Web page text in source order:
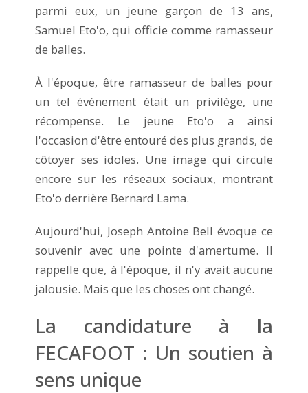
parmi eux, un jeune garçon de 13 ans,
Samuel Eto'o, qui officie comme ramasseur
de balles.
À l'époque, être ramasseur de balles pour
un tel événement était un privilège, une
récompense. Le jeune Eto'o a ainsi
l'occasion d'être entouré des plus grands, de
côtoyer ses idoles. Une image qui circule
encore sur les réseaux sociaux, montrant
Eto'o derrière Bernard Lama.
Aujourd'hui, Joseph Antoine Bell évoque ce
souvenir avec une pointe d'amertume. Il
rappelle que, à l'époque, il n'y avait aucune
jalousie. Mais que les choses ont changé.
La candidature à la
FECAFOOT : Un soutien à
sens unique